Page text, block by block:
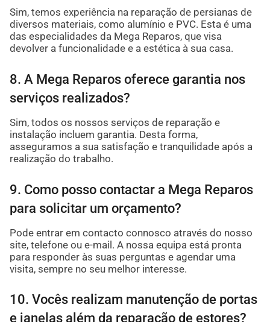
Sim, temos experiência na reparação de persianas de
diversos materiais, como alumínio e PVC. Esta é uma
das especialidades da Mega Reparos, que visa
devolver a funcionalidade e a estética à sua casa.
8. A Mega Reparos oferece garantia nos
serviços realizados?
Sim, todos os nossos serviços de reparação e
instalação incluem garantia. Desta forma,
asseguramos a sua satisfação e tranquilidade após a
realização do trabalho.
9. Como posso contactar a Mega Reparos
para solicitar um orçamento?
Pode entrar em contacto connosco através do nosso
site, telefone ou e-mail. A nossa equipa está pronta
para responder às suas perguntas e agendar uma
visita, sempre no seu melhor interesse.
10. Vocês realizam manutenção de portas
e janelas além da reparação de estores?